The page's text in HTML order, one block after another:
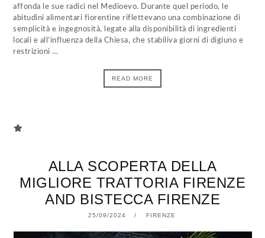
affonda le sue radici nel Medioevo. Durante quel periodo, le
abitudini alimentari fiorentine riflettevano una combinazione di
semplicità e ingegnosità, legate alla disponibilità di ingredienti
locali e all’influenza della Chiesa, che stabiliva giorni di digiuno e
restrizioni …
READ MORE
ALLA SCOPERTA DELLA
MIGLIORE TRATTORIA FIRENZE
AND BISTECCA FIRENZE
25/09/2024 22/10/2024
FIRENZE